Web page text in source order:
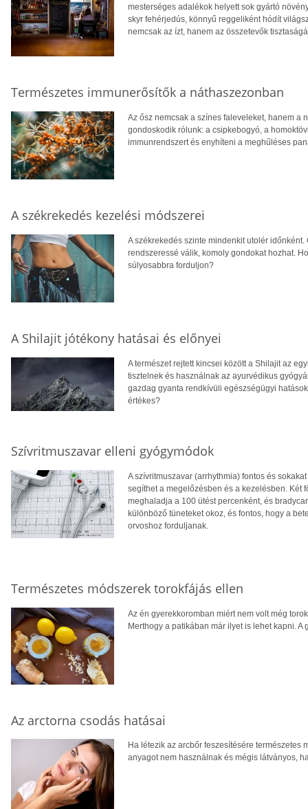
mesterséges adalékok helyett sok gyártó
skyr fehérjedús, könnyű reggeliként hódít
nemcsak az ízt, hanem az összetevők
Természetes immunerősítők a náthaszezonban
Az ősz nemcsak a színes faleveleket, hanem a
gondoskodik rólunk: a csipkebogyó, a
immunrendszert és enyhíteni a meghűléses
A székrekedés kezelési módszerei
A székrekedés szinte mindenkit utolér
rendszeressé válik, komoly gondokat hozhat.
súlyosabbra forduljon?
A Shilajit jótékony hatásai és előnyei
A természet rejtett kincsei között a Shilajit az
tisztelnek és használnak az ayurvédikus
gazdag gyanta rendkívüli egészségügyi
értékes?
Szívritmuszavar elleni gyógymódok
A szívritmuszavar (arrhythmia) fontos és
segíthet a megelőzésben és a kezelésben. Két
meghaladja a 100 ütést percenként, és
különböző tüneteket okoz, és fontos, hogy a
orvoshoz forduljanak.
Természetes módszerek torokfájás ellen
Az én gyerekkoromban miért nem volt még
Merthogy a patikában már ilyet is lehet kapni. A
Az arctorna csodás hatásai
Ha létezik az arcbőr feszesítésére természetes
anyagot nem használnak és mégis látványos,